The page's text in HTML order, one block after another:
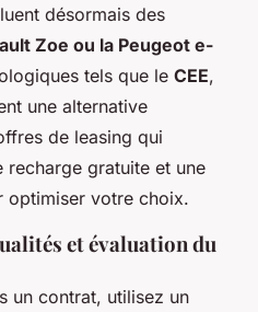
désormais des
Zoe ou la Peugeot e-
tels que le CEE,
une alternative
de leasing qui
recharge gratuite et une
optimiser votre choix.
et évaluation du
un contrat, utilisez un